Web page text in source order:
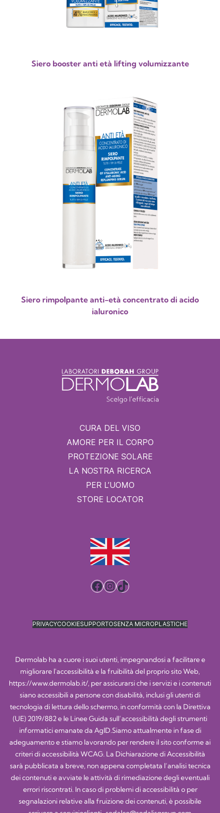
Siero booster anti età lifting volumizzante
Siero rimpolpante anti-età concentrato di acido
ialuronico
CURA DEL VISO
AMORE PER IL CORPO
PROTEZIONE SOLARE
LA NOSTRA RICERCA
PER L’UOMO
STORE LOCATOR
Facebook
Instagram
TikTok
PRIVACYCOOKIESUPPORTOSENZA MICROPLASTICHE
Dermolab ha a cuore i suoi utenti, impegnandosi a facilitare e
migliorare l'accessibilità e la fruibilità del proprio sito Web,
https://www.dermolab.it/, per assicurarsi che i servizi e i contenuti
siano accessibili a persone con disabilità, inclusi gli utenti di
tecnologia di lettura dello schermo, in conformità con la Direttiva
(UE) 2019/882 e le Linee Guida sull’accessibilità degli strumenti
informatici emanate da AgID.Siamo attualmente in fase di
adeguamento e stiamo lavorando per rendere il sito conforme ai
criteri di accessibilità WCAG. La Dichiarazione di Accessibilità
sarà pubblicata a breve, non appena completata l’analisi tecnica
dei contenuti e avviate le attività di rimediazione degli eventuali
errori riscontrati. In caso di problemi di accessibilità o per
segnalazioni relative alla fruizione dei contenuti, è possibile